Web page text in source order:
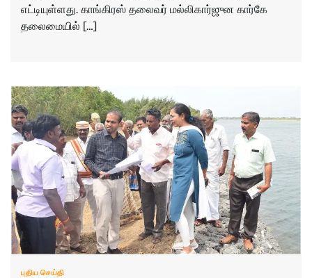
எட்டியுள்ளது. காங்கிரஸ் தலைவர் மல்லிகார்ஜுன கார்கே
தலைமையில் […]
புதிய செய்தி